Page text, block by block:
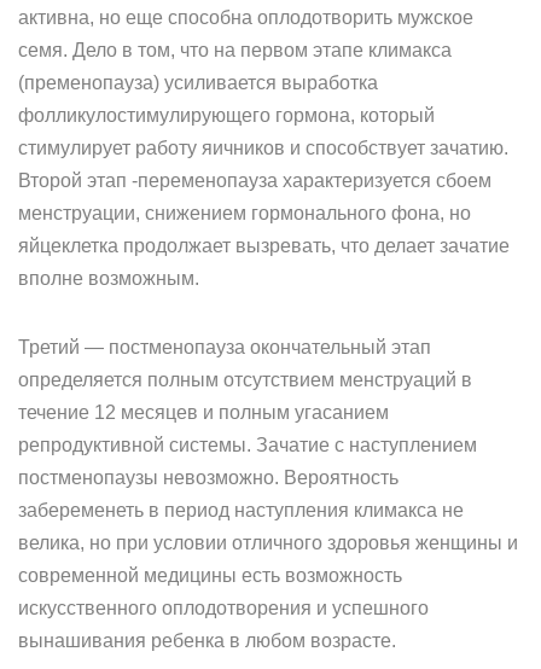
активна, но еще способна оплодотворить мужское
семя. Дело в том, что на первом этапе климакса
(пременопауза) усиливается выработка
фолликулостимулирующего гормона, который
стимулирует работу яичников и способствует зачатию.
Второй этап -переменопауза характеризуется сбоем
менструации, снижением гормонального фона, но
яйцеклетка продолжает вызревать, что делает зачатие
вполне возможным.
Третий — постменопауза окончательный этап
определяется полным отсутствием менструаций в
течение 12 месяцев и полным угасанием
репродуктивной системы. Зачатие с наступлением
постменопаузы невозможно. Вероятность
забеременеть в период наступления климакса не
велика, но при условии отличного здоровья женщины и
современной медицины есть возможность
искусственного оплодотворения и успешного
вынашивания ребенка в любом возрасте.